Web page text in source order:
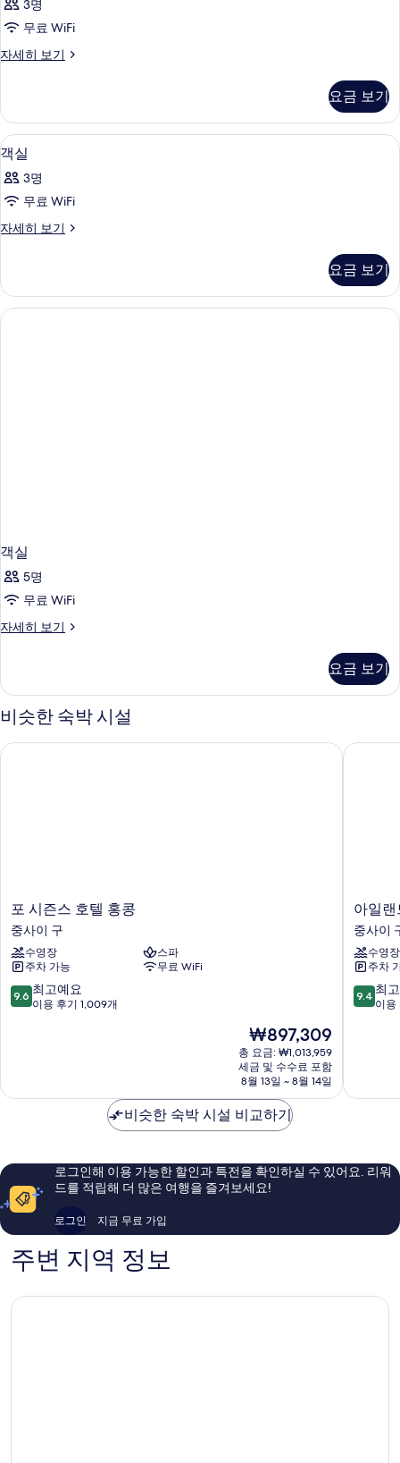
기
자
세
보
사
진
모
보
기
3명
무료 WiFi
자세히 보기
객
히
보
기
요금 보기
객
실
사
진
모
보
기
이탈리아 프레떼 시트, 저자극성 침구
15
객실
3명
무료 WiFi
자세히 보기
객
히
보
기
요금 보기
객실
5명
무료 WiFi
자세히 보기
객
히
기
요금 보기
비슷한 숙박 시설
포
시
즌
스
호
텔
홍
포 시즌스 호텔 홍콩
중사이 구
수영장
스파
주차 가능
무료 WiFi
10
점
최
이
후
기
9.6 최고예요
이용 후기 1,009개
현
재
요
금
₩897,309
₩897,309
총 요금: ₩1,013,959
세금 및 수수료 포함
8월 13일 ~ 8월 14일
포 시즌스 호텔 홍콩
아
일
랜
드
샹
그
릴
이
아일
중사이
수영장
주차
10
점
최
이
용
9.4 최
이용
아일랜
비슷한 숙박 시설 비교하기
로그인해 이용 가능한 할인과 특전을 확인하실 수 있어요. 리워
드를 적립해 더 많은 여행을 즐겨보세요!
로그인 지금 무료 가입
주변 지역 정보